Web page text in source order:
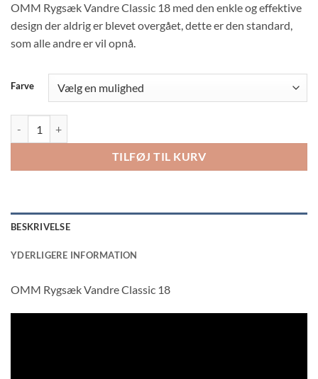
pris
var:
kr. 1,099.00.
pris
er:
OMM Rygsæk Vandre Classic 18 med den enkle og effektive
design der aldrig er blevet overgået, dette er den standard,
som alle andre er vil opnå.
Farve
TILFØJ TIL KURV
BESKRIVELSE
YDERLIGERE INFORMATION
OMM Rygsæk Vandre Classic 18